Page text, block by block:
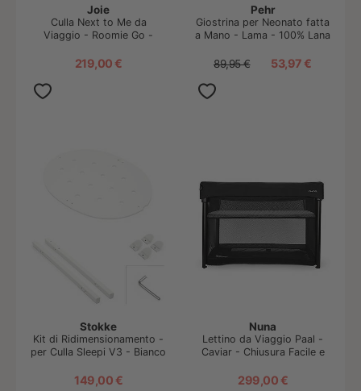
Joie
Culla Next to Me da
Viaggio - Roomie Go -
Compatta
219,00 €
Pehr
Giostrina per Neonato fatta
a Mano - Lama - 100% Lana
89,95 € 53,97 €
Stokke
Kit di Ridimensionamento -
per Culla Sleepi V3 - Bianco
149,00 €
Nuna
Lettino da Viaggio Paal -
Caviar - Chiusura Facile e
299,00 €